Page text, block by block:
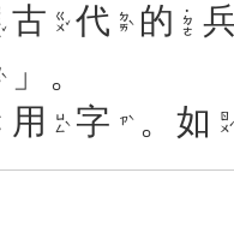
古 ㄍㄨˇ 代 ㄉㄞˋ 的 ˙ㄉㄜ
」。
用 ㄩㄥˋ 字 ㄗˋ 。 如 ㄖㄨˊ